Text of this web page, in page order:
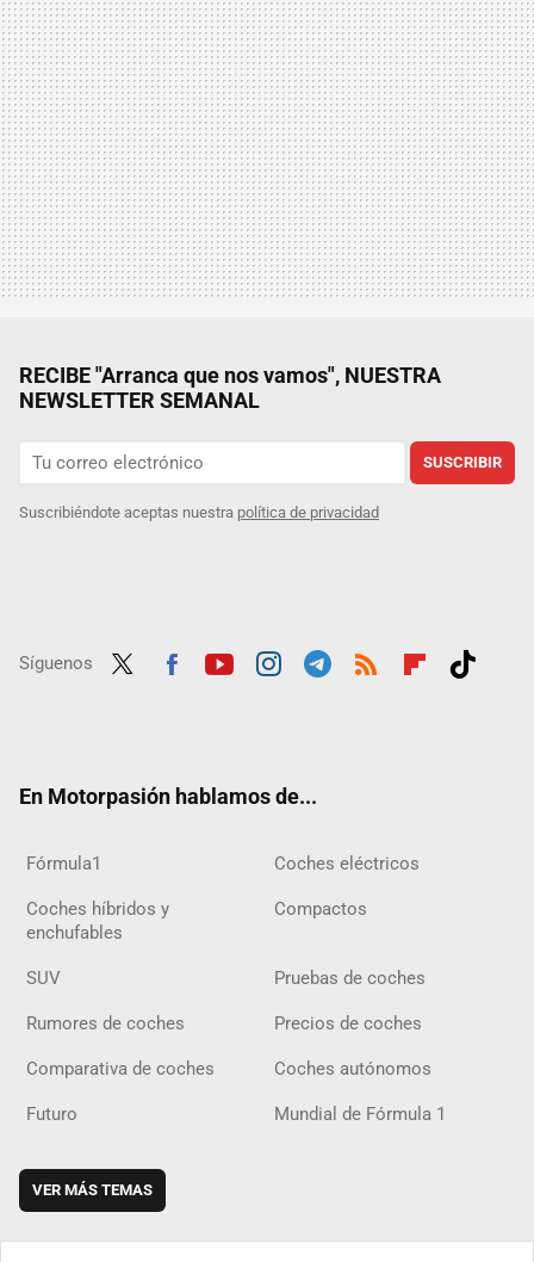
RECIBE "Arranca que nos vamos", NUESTRA
NEWSLETTER SEMANAL
SUSCRIBIR
Suscribiéndote aceptas nuestra política de privacidad
Síguenos
En Motorpasión hablamos de...
Fórmula1 Coches eléctricos
Coches híbridos y
enchufables
Compactos
SUV Pruebas de coches
Rumores de coches Precios de coches
Comparativa de coches Coches autónomos
Futuro Mundial de Fórmula 1
VER MÁS TEMAS